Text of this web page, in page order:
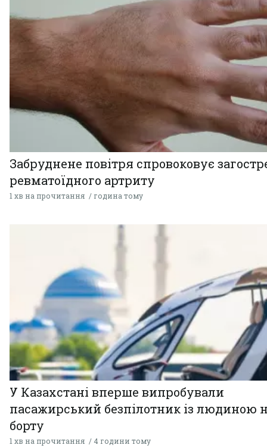
Забруднене повітря спровоковує
ревматоїдного артриту
1 хв на прочитання година тому
У Казахстані вперше випробували
пасажирський безпілотник із людиною
борту
1 хв на прочитання 4 години тому